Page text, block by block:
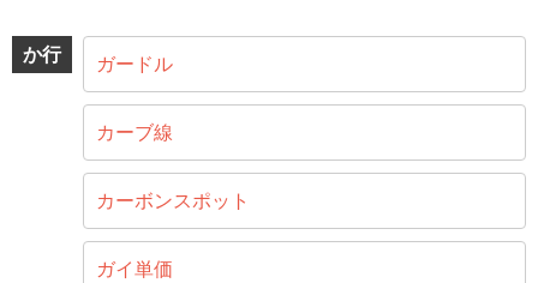
か行 ガードル
カーブ線
カーボンスポット
ガイ単価